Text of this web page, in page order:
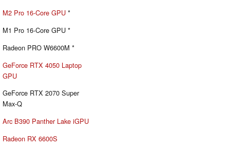
M2 Pro 16-Core GPU *
M1 Pro 16-Core GPU *
Radeon PRO W6600M *
GeForce RTX 4050 Laptop
GPU
GeForce RTX 2070 Super
Max-Q
Arc B390 Panther Lake iGPU
Radeon RX 6600S